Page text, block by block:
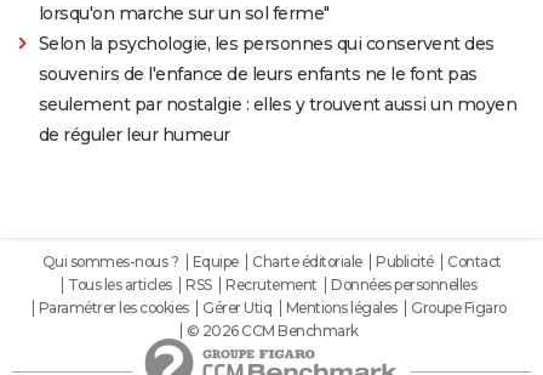
lorsqu'on marche sur un sol ferme"
Selon la psychologie, les personnes qui conservent des
souvenirs de l'enfance de leurs enfants ne le font pas
seulement par nostalgie : elles y trouvent aussi un moyen
de réguler leur humeur
Qui sommes-nous ? Equipe Charte éditoriale Publicité
Contact
Tous les articles
RSS Recrutement
Données personnelles
Paramétrer les cookies
Gérer Utiq Mentions légales
Groupe Figaro
© 2026 CCM Benchmark